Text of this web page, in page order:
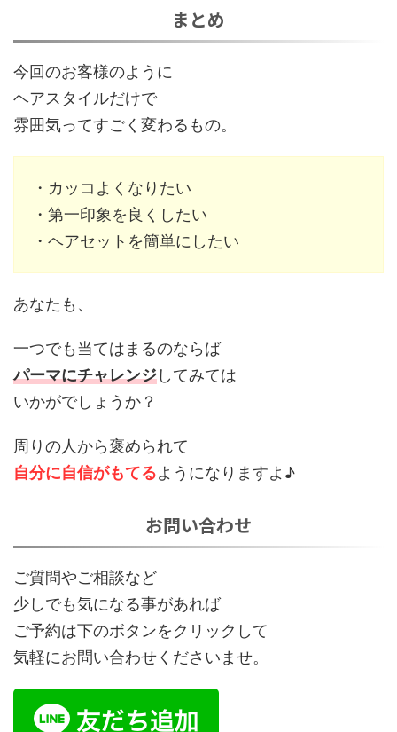
まとめ
今回のお客様のように
ヘアスタイルだけで
雰囲気ってすごく変わるもの。
・カッコよくなりたい
・第一印象を良くしたい
・ヘアセットを簡単にしたい
あなたも、
一つでも当てはまるのならば
パーマにチャレンジしてみては
いかがでしょうか？
周りの人から褒められて
自分に自信がもてるようになりますよ♪
お問い合わせ
ご質問やご相談など
少しでも気になる事があれば
ご予約は下のボタンをクリックして
気軽にお問い合わせくださいませ。